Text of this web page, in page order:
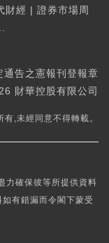
財經 | 證券市場周
告之憲報刊登報章
財華控股有限公司
,未經同意不得轉載。
力確保彼等所提供資料
有錯漏而令閣下蒙受